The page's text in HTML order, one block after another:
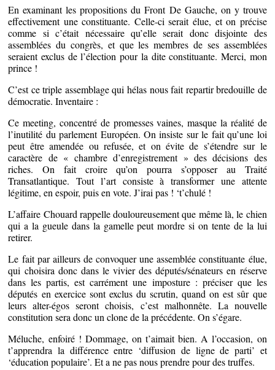
En examinant les propositions du Front De Gauche, on y trouve
effectivement une constituante. Celle-ci serait élue, et on précise
comme si c’était nécessaire qu’elle serait donc disjointe des
assemblées du congrès, et que les membres de ses assemblées
seraient exclus de l’élection pour la dite constituante. Merci, mon
prince !
C’est ce triple assemblage qui hélas nous fait repartir bredouille de
démocratie. Inventaire :
Ce meeting, concentré de promesses vaines, masque la réalité de
l’inutilité du parlement Européen. On insiste sur le fait qu’une loi
peut être amendée ou refusée, et on évite de s’étendre sur le
caractère de « chambre d’enregistrement » des décisions des
riches. On fait croire qu’on pourra s’opposer au Traité
Transatlantique. Tout l’art consiste à transformer une attente
légitime, en espoir, puis en vote. J’irai pas ! ‘t’chulé !
L’affaire Chouard rappelle douloureusement que même là, le chien
qui a la gueule dans la gamelle peut mordre si on tente de la lui
retirer.
Le fait par ailleurs de convoquer une assemblée constituante élue,
qui choisira donc dans le vivier des députés/sénateurs en réserve
dans les partis, est carrément une imposture : préciser que les
députés en exercice sont exclus du scrutin, quand on est sûr que
leurs alter-égos seront choisis, c’est malhonnête. La nouvelle
constitution sera donc un clone de la précédente. On s’égare.
Méluche, enfoiré ! Dommage, on t’aimait bien. A l’occasion, on
t’apprendra la différence entre ‘diffusion de ligne de parti’ et
‘éducation populaire’. Et a ne pas nous prendre pour des truffes.